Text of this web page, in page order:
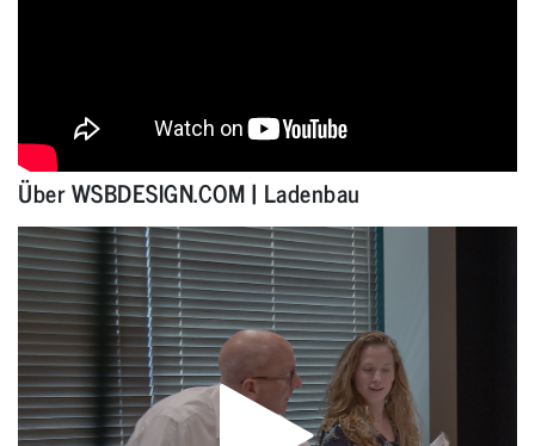
Über WSBDESIGN.COM | Ladenbau